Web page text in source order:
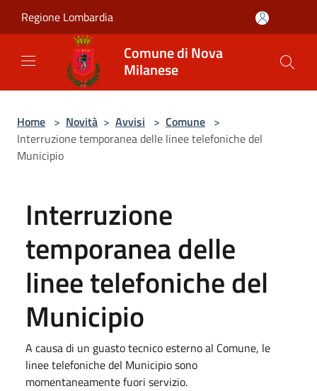
Regione Lombardia
Comune di Nova
Milanese
Home > Novità > Avvisi > Comune >
Interruzione temporanea delle linee telefoniche del
Municipio
Interruzione
temporanea delle
linee telefoniche del
Municipio
A causa di un guasto tecnico esterno al Comune, le
linee telefoniche del Municipio sono
momentaneamente fuori servizio.